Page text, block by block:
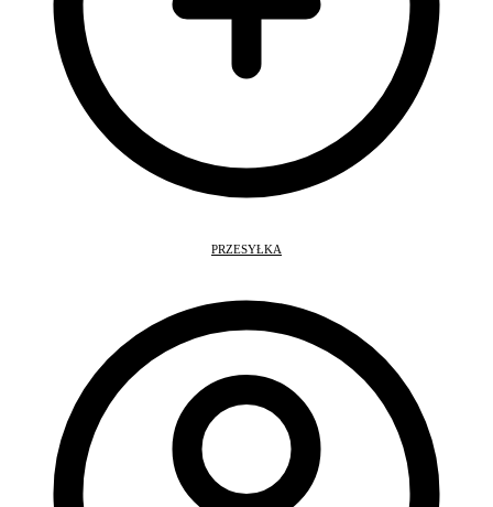
PRZESYŁKA